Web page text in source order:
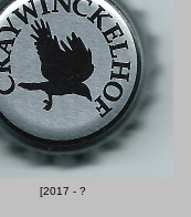
[2017 - ?